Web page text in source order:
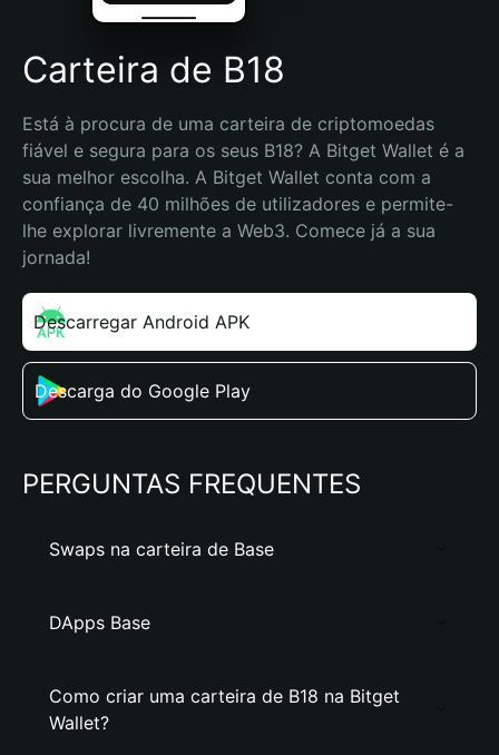
Carteira de B18
Está à procura de uma carteira de criptomoedas
fiável e segura para os seus B18? A Bitget Wallet é a
sua melhor escolha. A Bitget Wallet conta com a
confiança de 40 milhões de utilizadores e permite-
lhe explorar livremente a Web3. Comece já a sua
jornada!
Descarregar Android APK
Descarga do Google Play
PERGUNTAS FREQUENTES
Swaps na carteira de Base
DApps Base
Como criar uma carteira de B18 na Bitget
Wallet?